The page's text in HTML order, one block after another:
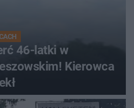
46-latki w
Kierowca